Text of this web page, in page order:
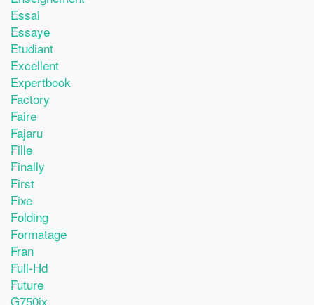
Essai
Essaye
Etudiant
Excellent
Expertbook
Factory
Faire
Fajaru
Fille
Finally
First
Fixe
Folding
Formatage
Fran
Full-Hd
Future
G750jx